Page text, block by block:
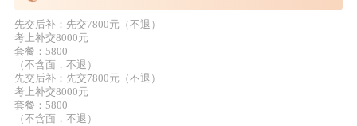
先交后补：先交7800元（不退）
考上补交8000元
套餐：5800
（不含面，不退）
先交后补：先交7800元（不退）
考上补交8000元
套餐：5800
（不含面，不退）